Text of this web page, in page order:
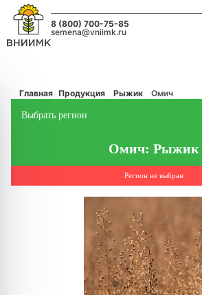
8 (800) 700-75-85
semena@vniimk.ru
Главная Продукция Рыжик Омич
Выбрать регион
Омич: Рыжик
Регион не выбран